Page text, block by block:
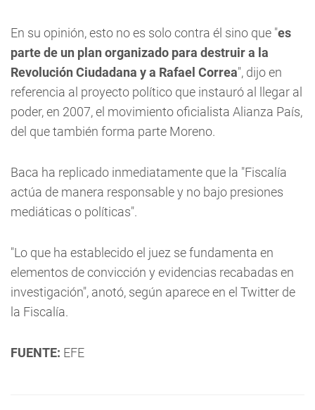
En su opinión, esto no es solo contra él sino que "es
parte de un plan organizado para destruir a la
Revolución Ciudadana y a Rafael Correa", dijo en
referencia al proyecto político que instauró al llegar al
poder, en 2007, el movimiento oficialista Alianza País,
del que también forma parte Moreno.
Baca ha replicado inmediatamente que la "Fiscalía
actúa de manera responsable y no bajo presiones
mediáticas o políticas".
"Lo que ha establecido el juez se fundamenta en
elementos de convicción y evidencias recabadas en
investigación", anotó, según aparece en el Twitter de
la Fiscalía.
FUENTE: EFE